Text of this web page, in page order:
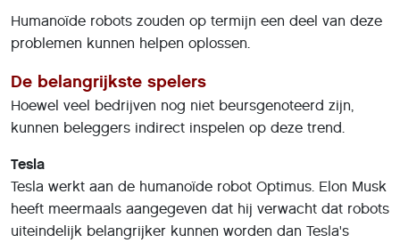
Humanoïde robots zouden op termijn een deel van deze
problemen kunnen helpen oplossen.
De belangrijkste spelers
Hoewel veel bedrijven nog niet beursgenoteerd zijn,
kunnen beleggers indirect inspelen op deze trend.
Tesla
Tesla werkt aan de humanoïde robot Optimus. Elon Musk
heeft meermaals aangegeven dat hij verwacht dat robots
uiteindelijk belangrijker kunnen worden dan Tesla's